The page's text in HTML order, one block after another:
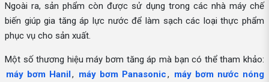
Ngoài ra, sản phẩm còn được sử dụng trong các nhà máy chế
biến giúp gia tăng áp lực nước để làm sạch các loại thực phẩm
phục vụ cho sản xuất.
Một số thương hiệu máy bơm tăng áp mà bạn có thể tham khảo:
máy bơm Hanil, máy bơm Panasonic, máy bơm nước nóng